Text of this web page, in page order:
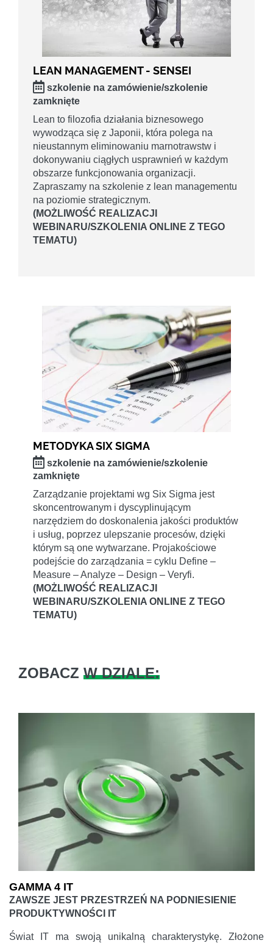
LEAN MANAGEMENT - SENSEI
szkolenie na zamówienie/szkolenie
zamknięte
Lean to filozofia działania biznesowego
wywodząca się z Japonii, która polega na
nieustannym eliminowaniu marnotrawstw i
dokonywaniu ciągłych usprawnień w każdym
obszarze funkcjonowania organizacji.
Zapraszamy na szkolenie z lean managementu
na poziomie strategicznym.
(MOŻLIWOŚĆ REALIZACJI
WEBINARU/SZKOLENIA ONLINE Z TEGO
TEMATU)
METODYKA SIX SIGMA
szkolenie na zamówienie/szkolenie
zamknięte
Zarządzanie projektami wg Six Sigma jest
skoncentrowanym i dyscyplinującym
narzędziem do doskonalenia jakości produktów
i usług, poprzez ulepszanie procesów, dzięki
którym są one wytwarzane. Projakościowe
podejście do zarządzania = cyklu Define –
Measure – Analyze – Design – Veryfi.
(MOŻLIWOŚĆ REALIZACJI
WEBINARU/SZKOLENIA ONLINE Z TEGO
TEMATU)
ZOBACZ W DZIALE:
GAMMA 4 IT
ZAWSZE JEST PRZESTRZEŃ NA PODNIESIENIE
PRODUKTYWNOŚCI IT
Świat IT ma swoją unikalną charakterystykę. Złożone